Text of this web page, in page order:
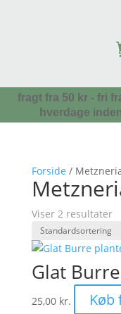
fragt fra 50 kr - fri
hverdage
Forside /
Viser 2 resultater
Glat
25,00 kr. Køb